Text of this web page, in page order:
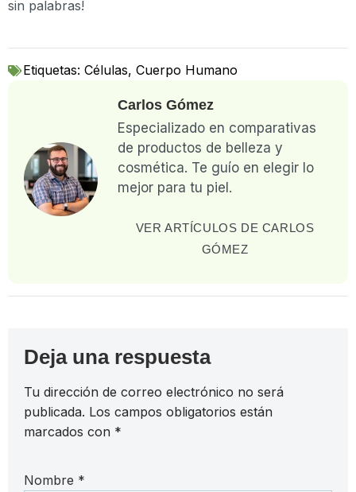
sin palabras!
Etiquetas: Células, Cuerpo Humano
Carlos Gómez
Especializado en comparativas
de productos de belleza y
cosmética. Te guío en elegir lo
mejor para tu piel.
VER ARTÍCULOS DE CARLOS
GÓMEZ
Deja una respuesta
Tu dirección de correo electrónico no será
publicada. Los campos obligatorios están
marcados con *
Nombre *